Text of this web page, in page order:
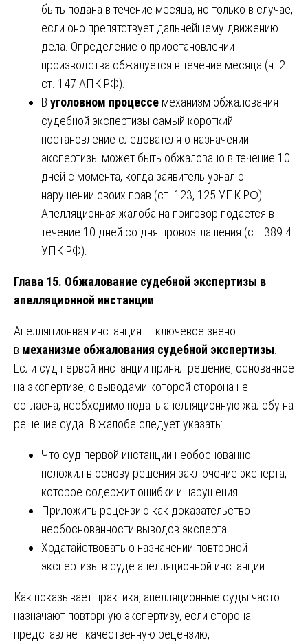
быть подана в течение месяца, но только в случае,
если оно препятствует дальнейшему движению
дела. Определение о приостановлении
производства обжалуется в течение месяца (ч. 2
ст. 147 АПК РФ).
В уголовном процессе механизм обжалования
судебной экспертизы самый короткий:
постановление следователя о назначении
экспертизы может быть обжаловано в течение 10
дней с момента, когда заявитель узнал о
нарушении своих прав (ст. 123, 125 УПК РФ).
Апелляционная жалоба на приговор подается в
течение 10 дней со дня провозглашения (ст. 389.4
УПК РФ).
Глава 15. Обжалование судебной экспертизы в
апелляционной инстанции
Апелляционная инстанция — ключевое звено
в механизме обжалования судебной экспертизы
Если суд первой инстанции принял решение, основанное
на экспертизе, с выводами которой сторона не
согласна, необходимо подать апелляционную жалобу на
решение суда. В жалобе следует указать:
Что суд первой инстанции необоснованно
положил в основу решения заключение эксперта,
которое содержит ошибки и нарушения.
Приложить рецензию как доказательство
необоснованности выводов эксперта.
Ходатайствовать о назначении повторной
экспертизы в суде апелляционной инстанции.
Как показывает практика, апелляционные суды часто
назначают повторную экспертизу, если сторона
представляет качественную рецензию,